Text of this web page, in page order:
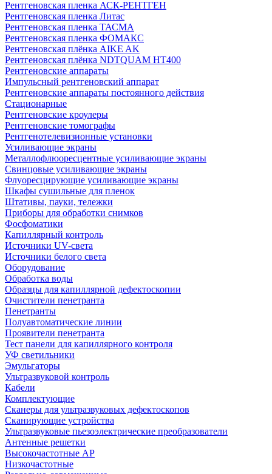
Рентгеновская пленка АСК-РЕНТГЕН
Рентгеновская пленка Литас
Рентгеновская пленка ТАСМА
Рентгеновская пленка ФОМАКС
Рентгеновская плёнка AIKE AK
Рентгеновская плёнка NDTQUAM HT400
Рентгеновские аппараты
Импульсный рентгеновский аппарат
Рентгеновские аппараты постоянного действия
Стационарные
Рентгеновские кроулеры
Рентгеновские томографы
Рентгенотелевизионные установки
Усиливающие экраны
Металлофлюоресцентные усиливающие экраны
Свинцовые усиливающие экраны
Флуоресцирующие усиливающие экраны
Шкафы сушильные для пленок
Штативы, пауки, тележки
Приборы для обработки снимков
Фосфоматики
Капиллярный контроль
Источники UV-света
Источники белого света
Оборудование
Обработка воды
Образцы для капиллярной дефектоскопии
Очистители пенетранта
Пенетранты
Полуавтоматические линии
Проявители пенетранта
Тест панели для капиллярного контроля
УФ светильники
Эмульгаторы
Ультразвуковой контроль
Кабели
Комплектующие
Сканеры для ультразвуковых дефектоскопов
Сканирующие устройства
Ультразвуковые пьезоэлектрические преобразователи
Антенные решетки
Высокочастотные АР
Низкочастотные